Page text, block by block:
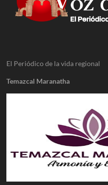
El Periódico de la vida regional
Temazcal Maranatha